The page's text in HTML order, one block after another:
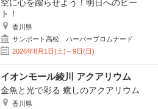
空に心を躍らせよう！明日へのビー
ト！
香川県
サンポート高松 ハーバープロムナード
2026年8月1日(土)～9日(日)
イオンモール綾川 アクアリウム
金魚と光で彩る 癒しのアクアリウム
香川県